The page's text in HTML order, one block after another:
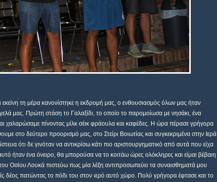
εκείνη τη μέρα κανονίστηκε η εκδρομή μας, ο ενθουσιασμός όλων μας ήταν
μας. Πρώτη στάση το Γαλαξίδι, το οποίο το παρομοίωσα με νησάκι, ένα
χαλαρώσαμε πίνοντας μίλκ σέικ φράουλα και καφέδες. Η ώρα πέρασε γρήγορα
στο δεύτερο προορισμό μας, στο Στείρι Βοιωτίας και συγκεκριμένα στην Ιερά
ότι δε γινόταν να αντικρίσω κάτι πιο αριστουργηματικό από αυτά που είχα
ήταν ένα όνειρο, θα μπορούσα να το κοιτάω ώρες ολόκληρες και είμαι βέβαιη
Οσίου Λουκά πιστεύω πως μία λέξη αντιπροσωπεύει τα συναισθηματά μου
δέος πατώντας το πόδι του στον ιερό αυτό χώρο. Πολύ γρήγορα έφτασε και το